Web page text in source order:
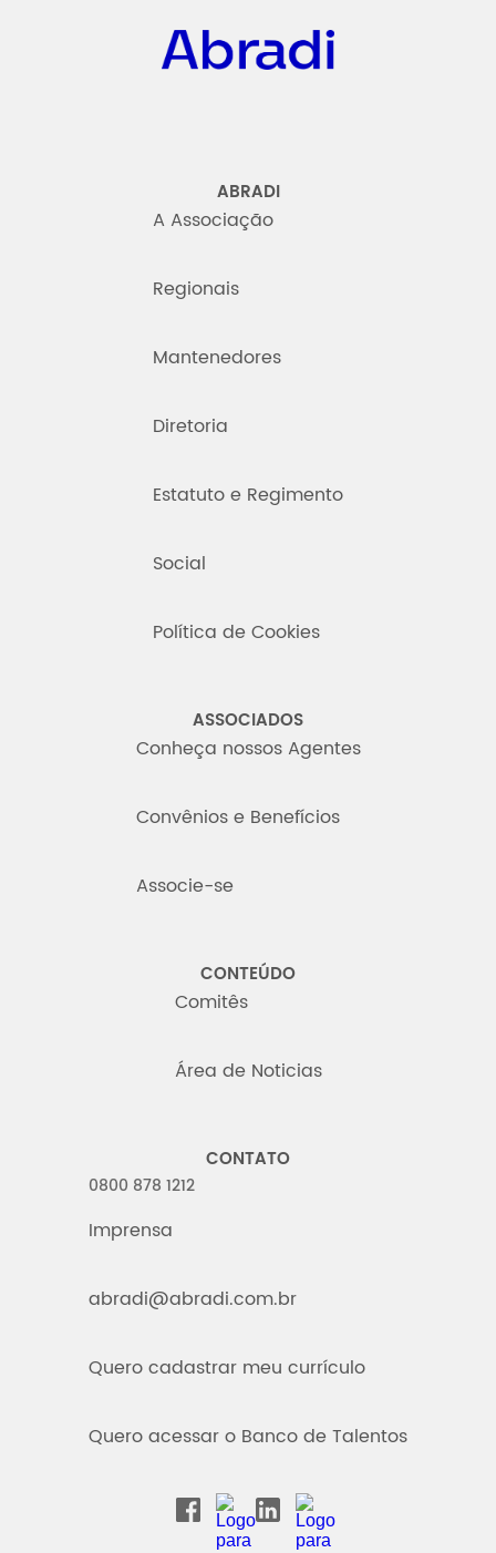
ABRADI
A Associação
Regionais
Mantenedores
Diretoria
Estatuto e Regimento
Social
Política de Cookies
ASSOCIADOS
Conheça nossos Agentes
Convênios e Benefícios
Associe-se
CONTEÚDO
Comitês
Área de Noticias
CONTATO
0800 878 1212
Imprensa
abradi@abradi.com.br
Quero cadastrar meu currículo
Quero acessar o Banco de Talentos
FACEBOOK
INSTAGRAM
LINKEDINYOUTUBE